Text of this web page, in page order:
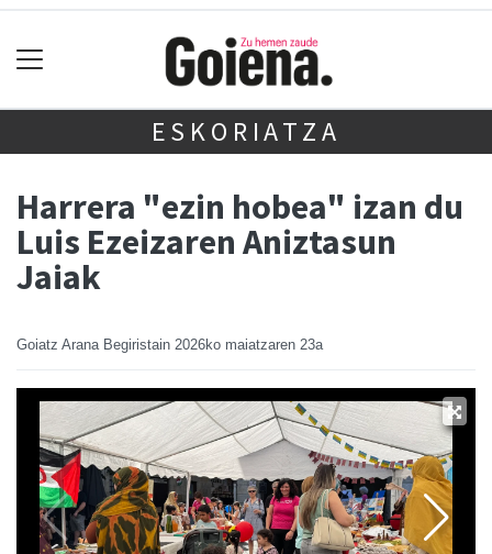
ESKORIATZA
Harrera "ezin hobea" izan du
Luis Ezeizaren Aniztasun
Jaiak
Goiatz Arana Begiristain 2026ko maiatzaren 23a